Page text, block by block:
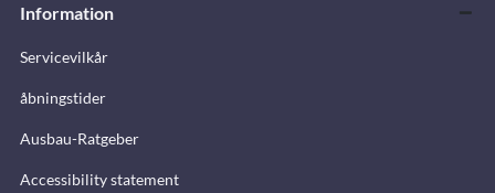
Information
Servicevilkår
åbningstider
Ausbau-Ratgeber
Accessibility statement